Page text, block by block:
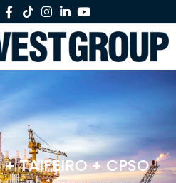
TAIFEIRO + CPSO